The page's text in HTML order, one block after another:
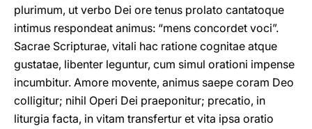
plurimum, ut verbo Dei ore tenus prolato cantatoque
intimus respondeat animus: “mens concordet voci”.
Sacrae Scripturae, vitali hac ratione cognitae atque
gustatae, libenter leguntur, cum simul orationi impense
incumbitur. Amore movente, animus saepe coram Deo
colligitur; nihil Operi Dei praeponitur; precatio, in
liturgia facta, in vitam transfertur et vita ipsa oratio